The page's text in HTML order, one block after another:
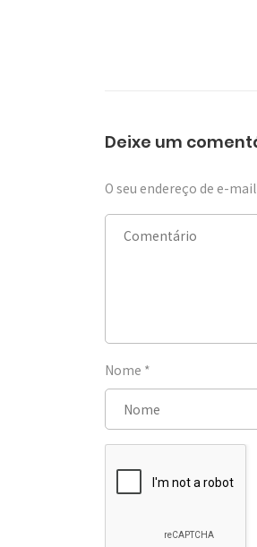
Deixe um
O seu endereço de e-
Nome *